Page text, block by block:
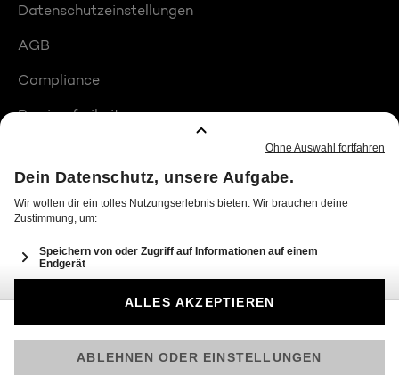
Datenschutzeinstellungen
AGB
Compliance
Barrierefreiheit